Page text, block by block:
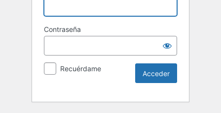
Contraseña
Recuérdame